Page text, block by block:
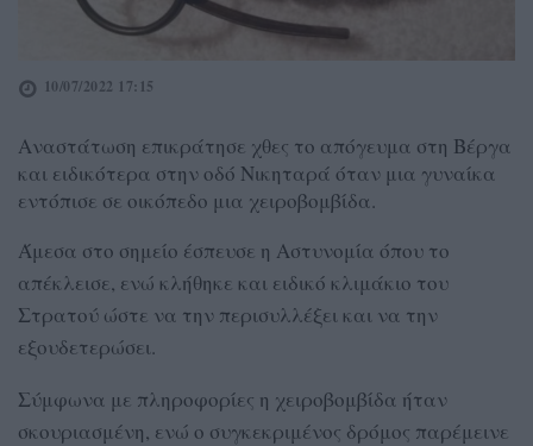
10/07/2022 17:15
Αναστάτωση επικράτησε χθες το απόγευμα στη Βέργα
και ειδικότερα στην οδό Νικηταρά όταν μια γυναίκα
εντόπισε σε οικόπεδο μια χειροβομβίδα.
Άμεσα στο σημείο έσπευσε η Αστυνομία όπου το
απέκλεισε, ενώ κλήθηκε και ειδικό κλιμάκιο του
Στρατού ώστε να την περισυλλέξει και να την
εξουδετερώσει.
Σύμφωνα με πληροφορίες η χειροβομβίδα ήταν
σκουριασμένη, ενώ ο συγκεκριμένος δρόμος παρέμεινε